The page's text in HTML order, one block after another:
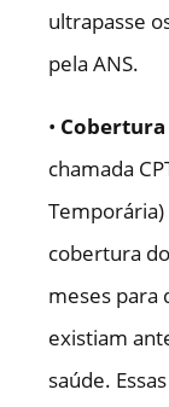
ultrapasse
pela ANS.
•
chamada
Temporária)
cobertura
meses para
existiam
saúde.